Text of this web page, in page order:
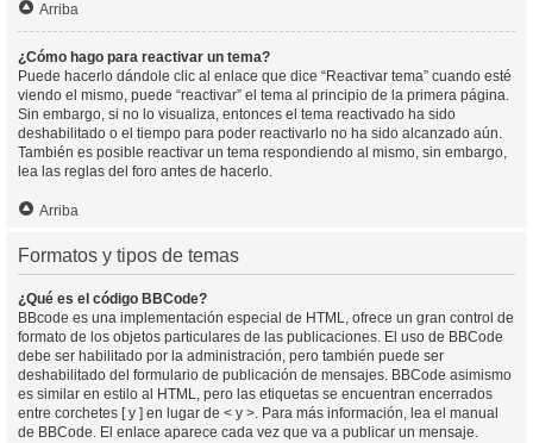
Arriba
¿Cómo hago para reactivar un tema?
Puede hacerlo dándole clic al enlace que dice “Reactivar tema” cuando esté
viendo el mismo, puede “reactivar” el tema al principio de la primera página.
Sin embargo, si no lo visualiza, entonces el tema reactivado ha sido
deshabilitado o el tiempo para poder reactivarlo no ha sido alcanzado aún.
También es posible reactivar un tema respondiendo al mismo, sin embargo,
lea las reglas del foro antes de hacerlo.
Arriba
Formatos y tipos de temas
¿Qué es el código BBCode?
BBcode es una implementación especial de HTML, ofrece un gran control de
formato de los objetos particulares de las publicaciones. El uso de BBCode
debe ser habilitado por la administración, pero también puede ser
deshabilitado del formulario de publicación de mensajes. BBCode asimismo
es similar en estilo al HTML, pero las etiquetas se encuentran encerrados
entre corchetes [ y ] en lugar de < y >. Para más información, lea el manual
de BBCode. El enlace aparece cada vez que va a publicar un mensaje.